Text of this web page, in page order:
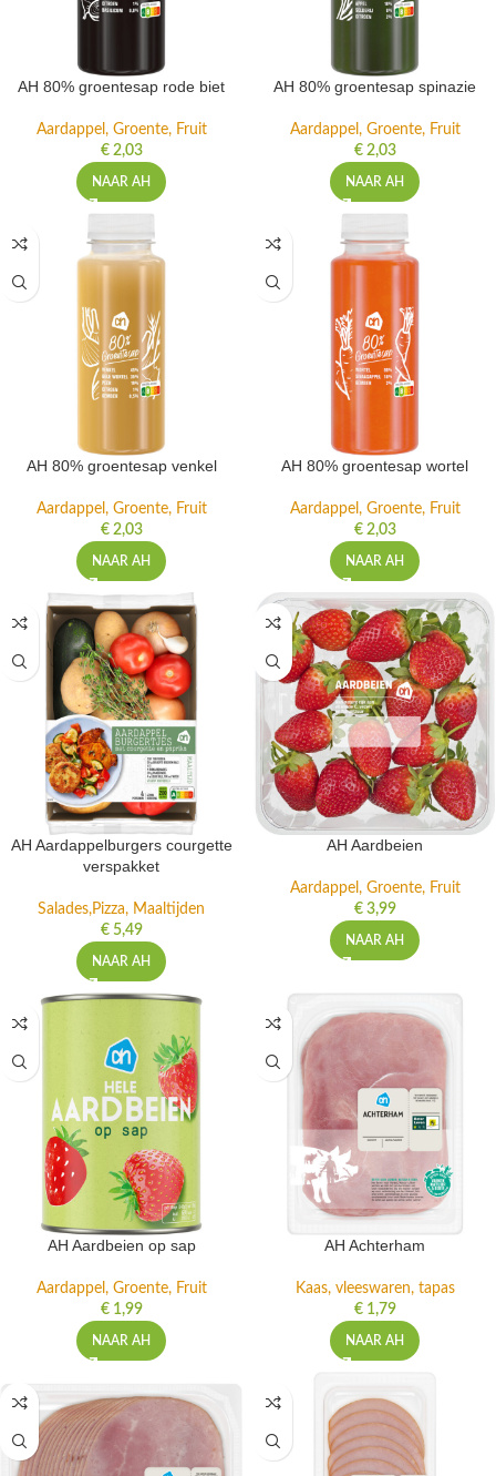
AH 80% groentesap rode biet
Aardappel, Groente, Fruit
€2,03
NAAR AH
AH 80% groentesap spinazie
Aardappel, Groente, Fruit
€2,03
NAAR AH
AH 80% groentesap venkel
Aardappel, Groente, Fruit
€2,03
NAAR AH
AH 80% groentesap wortel
Aardappel, Groente, Fruit
€2,03
NAAR AH
AH Aardappelburgers courgette
verspakket
Salades,Pizza, Maaltijden
€5,49
NAAR AH
AH Aardbeien
Aardappel, Groente, Fruit
€3,99
NAAR AH
AH Aardbeien op sap
Aardappel, Groente, Fruit
€1,99
NAAR AH
AH Achterham
Kaas, vleeswaren, tapas
€1,79
NAAR AH